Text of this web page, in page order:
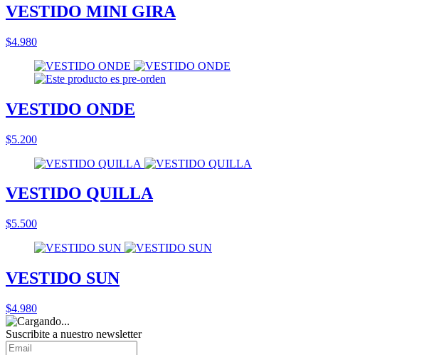
VESTIDO MINI GIRA
$4.980
VESTIDO ONDE
$5.200
VESTIDO QUILLA
$5.500
VESTIDO SUN
$4.980
Suscribite a nuestro newsletter